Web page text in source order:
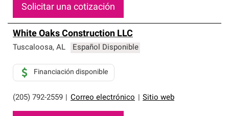
Solicitar una cotización
White Oaks Construction LLC
Tuscaloosa, AL Español Disponible
(205) 792-2559 Correo electrónico Sitio web
Financiación disponible